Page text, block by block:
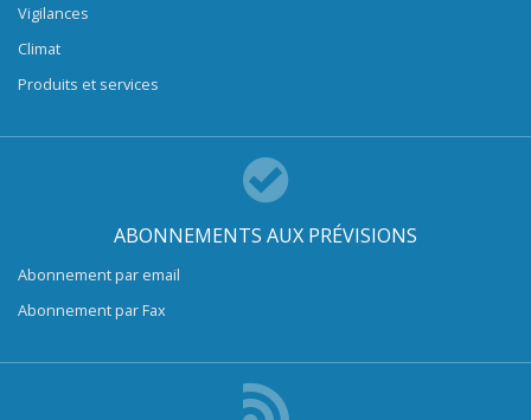
Vigilances
Climat
Produits et services
ABONNEMENTS AUX PRÉVISIONS
Abonnement par email
Abonnement par Fax